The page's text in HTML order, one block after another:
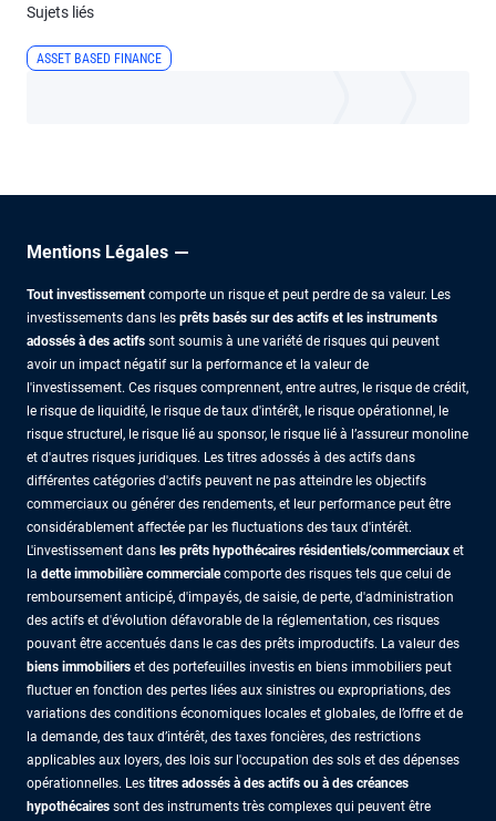
Sujets liés
ASSET BASED FINANCE
Mentions Légales
Tout investissement comporte un risque et peut perdre de sa valeur. Les
investissements dans les prêts basés sur des actifs et les instruments
adossés à des actifs sont soumis à une variété de risques qui peuvent
avoir un impact négatif sur la performance et la valeur de
l'investissement. Ces risques comprennent, entre autres, le risque de crédit,
le risque de liquidité, le risque de taux d'intérêt, le risque opérationnel, le
risque structurel, le risque lié au sponsor, le risque lié à l’assureur monoline
et d'autres risques juridiques. Les titres adossés à des actifs dans
différentes catégories d'actifs peuvent ne pas atteindre les objectifs
commerciaux ou générer des rendements, et leur performance peut être
considérablement affectée par les fluctuations des taux d'intérêt.
L'investissement dans les prêts hypothécaires résidentiels/commerciaux et
la dette immobilière commercialecomporte des risques tels que celui de
remboursement anticipé, d'impayés, de saisie, de perte, d'administration
des actifs et d'évolution défavorable de la réglementation, ces risques
pouvant être accentués dans le cas des prêts improductifs. La valeur des
biens immobiliers et des portefeuilles investis en biens immobiliers peut
fluctuer en fonction des pertes liées aux sinistres ou expropriations, des
variations des conditions économiques locales et globales, de l’offre et de
la demande, des taux d’intérêt, des taxes foncières, des restrictions
applicables aux loyers, des lois sur l'occupation des sols et des dépenses
opérationnelles. Les titres adossés à des actifs ou à des créances
hypothécaires sont des instruments très complexes qui peuvent être